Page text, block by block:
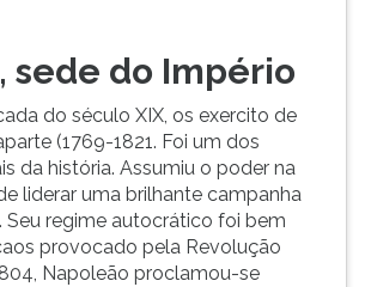
sede do Império
do século XIX, os exercito de
(1769-1821. Foi um dos
da história. Assumiu o poder na
liderar uma brilhante campanha
Seu regime autocrático foi bem
provocado pela Revolução
Napoleão proclamou-se